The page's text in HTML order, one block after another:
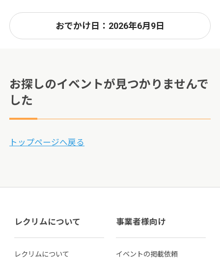
おでかけ日：2026年6月9日
お探しのイベントが見つかりませんで
した
トップページへ戻る
レクリムについて
レクリムについて
事業者様向け
イベントの掲載依頼